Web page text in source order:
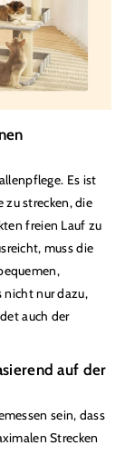
Es ist
zu strecken, die
freien Lauf zu
muss die
nicht nur dazu,
auch der
auf der
sein, dass
Strecken